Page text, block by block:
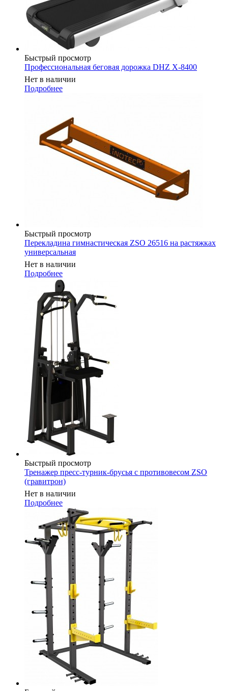
Быстрый просмотр
Профессиональная беговая дорожка DHZ X-8400
Нет в наличии
Подробнее
Быстрый просмотр
Перекладина гимнастическая ZSO 26516 на растяжках
универсальная
Нет в наличии
Подробнее
Быстрый просмотр
Тренажер пресс-турник-брусья с противовесом ZSO
(гравитрон)
Нет в наличии
Подробнее